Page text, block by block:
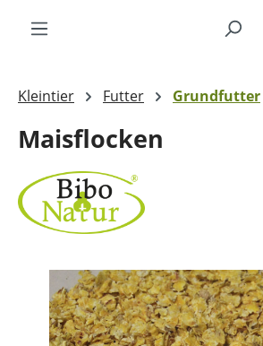
Kleintier Futter Grundfutter
Maisflocken
Bildergalerie überspringen